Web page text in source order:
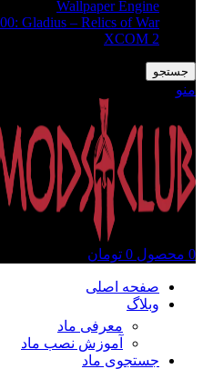
Wallpaper Engine
Gladius – Relics of War
XCOM 2
جستجو
منو
0 محصول 0 تومان
صفحه اصلی
وبلاگ
معرفی ماد
آموزش نصب ماد
جستجوی ماد